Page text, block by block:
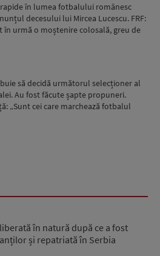
rapide în lumea fotbalului românesc
decesului lui Mircea Lucescu. FRF:
în urmă o moștenire colosală, greu de
să decidă următorul selecționer al
Au fost făcute șapte propuneri.
„Sunt cei care marchează fotbalul
în natură după ce a fost
și repatriată în Serbia